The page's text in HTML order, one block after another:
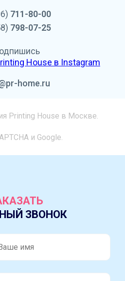
711-80-00
798-07-25
home.ru
Printing House в Москве.
и Google.
ЗВОНОК